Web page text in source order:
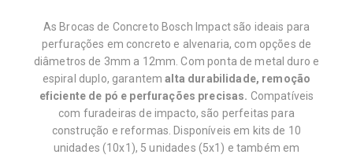
As Brocas de Concreto Bosch Impact são ideais para
perfurações em concreto e alvenaria, com opções de
diâmetros de 3mm a 12mm. Com ponta de metal duro e
espiral duplo, garantemalta durabilidade, remoção
eficiente de pó e perfurações precisas. Compatíveis
com furadeiras de impacto, são perfeitas para
construção e reformas. Disponíveis em kits de 10
unidades (10x1), 5 unidades (5x1) e também em